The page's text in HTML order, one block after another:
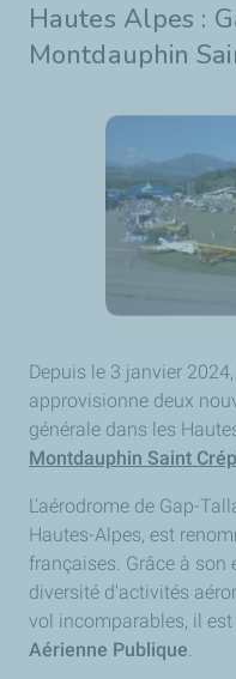
Hautes Alpes :
Montdauphin
Depuis le 3 janvier
approvisionne deux
générale dans les
Montdauphin Saint
L'aérodrome de Gap-
Hautes-Alpes, est
françaises. Grâce à son
diversité d'activités
vol incomparables, il est
Aérienne Publique.